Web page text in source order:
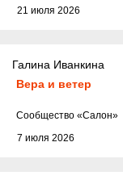
21 июля 2026
Галина Иванкина
Вера и ветер
7 июля 2026
Cообщество «Салон»